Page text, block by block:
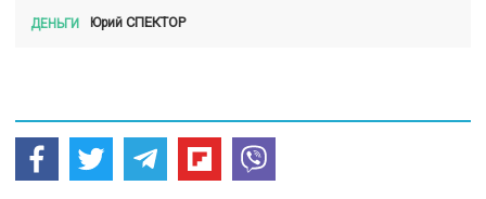
ДЕНЬГИ Юрий СПЕКТОР